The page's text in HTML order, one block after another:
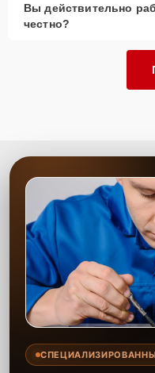
Вы действительно
честно?